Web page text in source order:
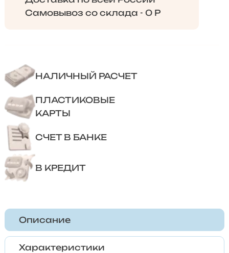
Самовывоз со склада - 0 Р
НАЛИЧНЫЙ РАСЧЕТ
ПЛАСТИКОВЫЕ
КАРТЫ
СЧЕТ В БАНКЕ
В КРЕДИТ
Описание
Характеристики